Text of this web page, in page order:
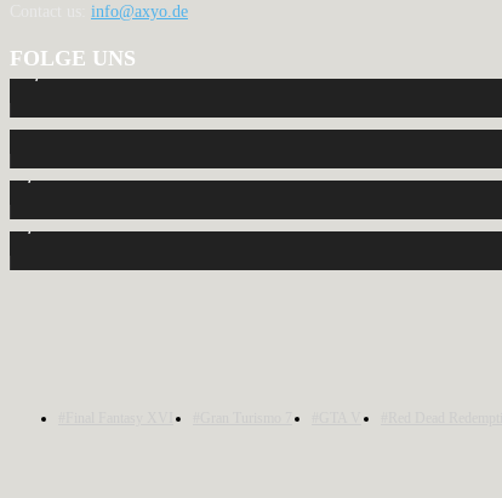
info@axyo.de
FOLGE UNS
440 Follower
2,040 Follower
1,150 Abonnenten